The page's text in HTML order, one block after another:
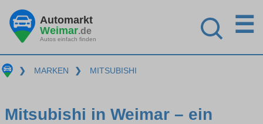
Automarkt
Weimar.de
Autos einfach finden
☰
❯ MARKEN ❯ MITSUBISHI
Mitsubishi in Weimar – ein